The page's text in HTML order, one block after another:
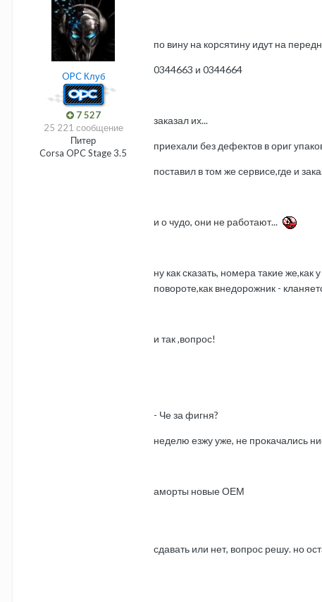
OPC Клуб
7 527
25 221 сообщение
Питер
Corsa OPC Stage 3.5
по вину на корсятину идут на
0344663 и 0344664
заказал их...
приехали без дефектов в ориг
поставил в том же сервисе,где и
и о чудо, они не работают...
ну как сказать, номера такие
повороте,как внедорожник -
и так ,вопрос!
- Че за фигня?
неделю езжу уже, не прокачались
аморты новые ОЕМ
сдавать или нет, вопрос решу. но